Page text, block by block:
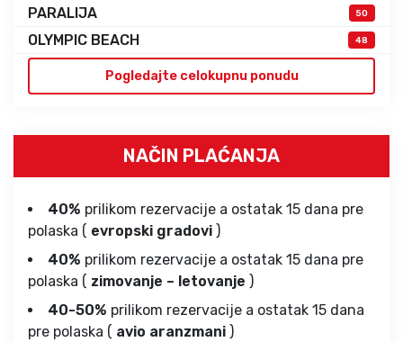
PARALIJA 50
OLYMPIC BEACH 48
Pogledajte celokupnu ponudu
NAČIN PLAĆANJA
40% prilikom rezervacije a ostatak 15 dana pre
polaska ( evropski gradovi )
40% prilikom rezervacije a ostatak 15 dana pre
polaska ( zimovanje – letovanje )
40-50% prilikom rezervacije a ostatak 15 dana
pre polaska ( avio aranzmani )